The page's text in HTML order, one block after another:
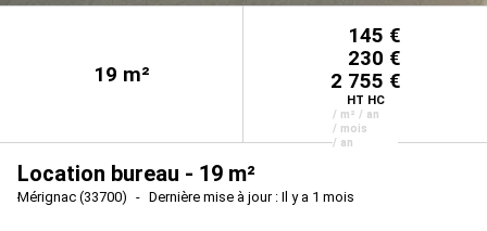
19 m²
145 €
230 €
2 755 €
HT HC
/ m² / an
/ mois
/ an
Location bureau - 19 m²
Mérignac (33700) Dernière mise à jour : Il y a 1 mois